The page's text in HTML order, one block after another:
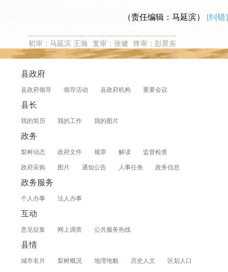
（责任编辑：马延滨） [纠错]
初审：马延滨 王瀚 复审：张健 终审：彭景东
县政府
县政府领导 领导活动 县政府机构 重要会议
县长
我的简历 我的工作 我的图片
政务
梨树动态 政府文件 规章 解读 监督检查
政府采购 图片 通知公告 人事任免 政务信息
政务服务
个人办事 法人办事
互动
意见征集 网上调查 公共服务热线
县情
城市名片 梨树概况 地理地貌 历史人文 区划人口